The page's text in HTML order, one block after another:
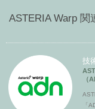
ASTERIA Warp 関
技
（
「